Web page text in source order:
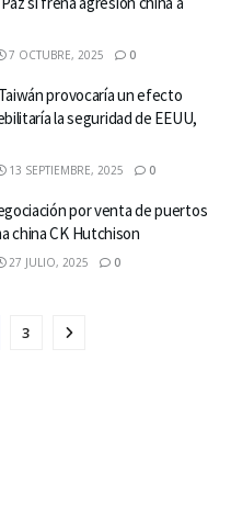
7 OCTUBRE, 2025 0
provocaría un efecto
la seguridad de EEUU,
13 SEPTIEMBRE, 2025 0
por venta de puertos
china CK Hutchison
27 JULIO, 2025 0
3